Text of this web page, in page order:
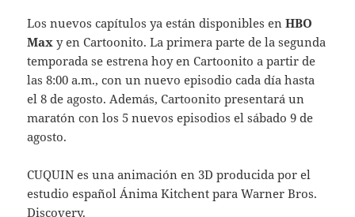
Los nuevos capítulos ya están disponibles enHBO
Max y en Cartoonito. La primera parte de la segunda
temporada se estrena hoy en Cartoonito a partir de
las 8:00 a.m., con un nuevo episodio cada día hasta
el 8 de agosto. Además, Cartoonito presentará un
maratón con los 5 nuevos episodios el sábado 9 de
agosto.
CUQUIN es una animación en 3D producida por el
estudio español Ánima Kitchent para Warner Bros.
Discovery.